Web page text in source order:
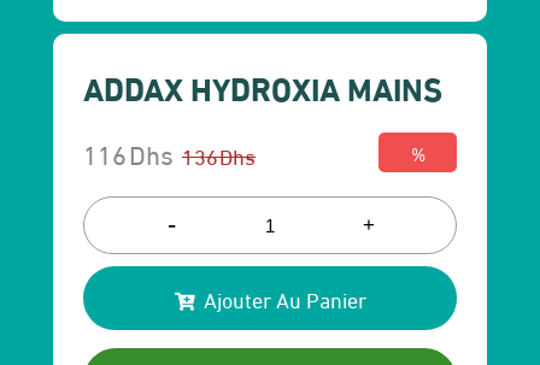
ADDAX HYDROXIA MAINS
136Dhs
Le
prix
initial
était :
136 Dhs.
116Dhs
Le
prix
actuel
est :
116 Dhs.
%
- +
Ajouter Au Panier